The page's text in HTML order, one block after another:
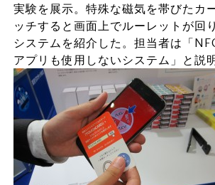
実験を展示。特殊な磁気を帯びたカ
ッチすると画面上でルーレットが回
システムを紹介した。担当者は「
アプリも使用しないシステム」と説